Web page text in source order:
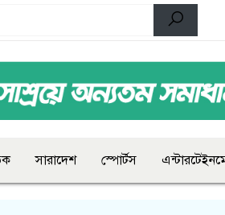
সারাদেশ স্পোর্টস